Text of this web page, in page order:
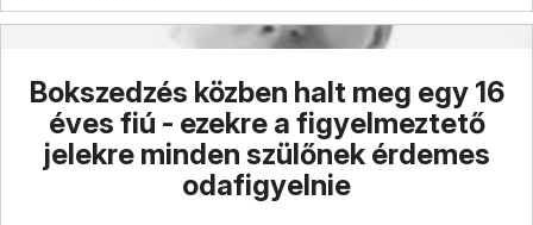
Bokszedzés közben halt meg egy 16
éves fiú - ezekre a figyelmeztető
jelekre minden szülőnek érdemes
odafigyelnie